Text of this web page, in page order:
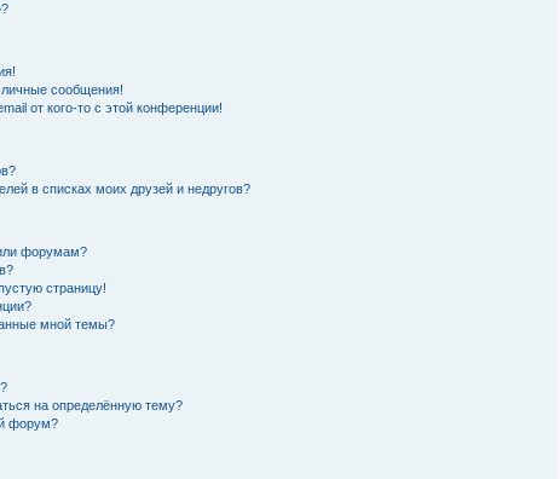
сообщения!
от кого-то с этой конференции!
в списках моих друзей и недругов?
форумам?
страницу!
мной темы?
на определённую тему?
форум?